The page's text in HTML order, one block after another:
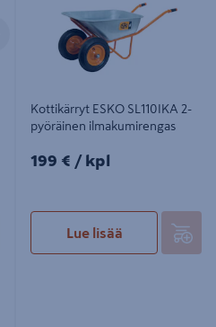
Kottikärryt ESKO SL110IKA 2-
pyöräinen ilmakumirengas
199€/kpl
199 € / kpl
Lue lisää